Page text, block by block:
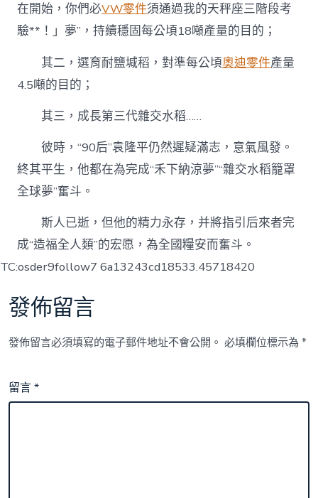
在開始，你們必VW零件須通過我的天秤座三階段考
驗**！」夢”，持續穩固每公頃18噸產量的目的；
其二，選育耐鹽堿稻，對準每公頃奧迪零件產量
4.5噸的目的；
其三，成長第三代雜交水稻……
彼時，“90后”袁隆平仍然遲疑滿志，意氣風發。
終其平生，他都在為完成“禾下納涼夢”“雜交水稻籠罩
全球夢”奮斗。
斯人已逝，但他的精力永存，并將指引后來者完
成“造福全人類”的宏愿，為全國糧安而奮斗。
TC:osder9follow7 6a13243cd18533.45718420
發佈留言
發佈留言必須填寫的電子郵件地址不會公開。 必填欄位標示為*
留言*